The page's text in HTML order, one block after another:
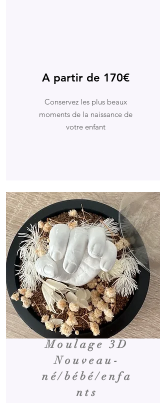
A partir de 170€
Conservez les plus beaux
moments de la naissance de
votre enfant
Moulage 3D
Nouveau-
né/bébé/enfa
nts